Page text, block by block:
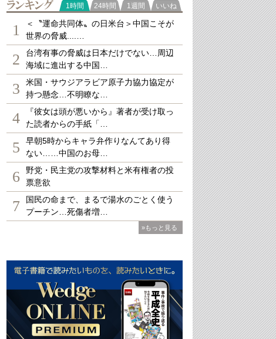
ランキング
1時間 24時間 1週間 いいね
1
＜〝運命共同体〟の日米台＞中国こそが
世界の脅威....…
2
台湾有事の脅威は日本だけでない…周辺
海域に進出する中国…
3
米国・サウジアラビア原子力協力協定が
持つ懸念…不明瞭な…
4
『彼女は頭が悪いから』著者が受け取っ
た読者からの手紙「…
5
早朝5時からキャラ弁作りなんてあり得
ない……中国のお母…
6
野党・民主党の攻撃材料と米有権者の投
票意欲
7
国民の命まで、まるで湯水のごとく使う
プーチン…死傷者増…
»もっと見る